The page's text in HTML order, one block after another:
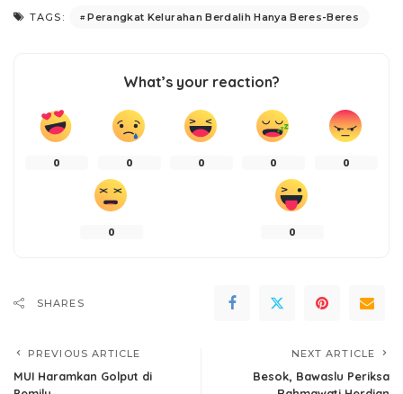
TAGS: Perangkat Kelurahan Berdalih Hanya Beres-Beres
What’s your reaction?
0 0 0 0 0
0 0
SHARES
PREVIOUS ARTICLE
MUI Haramkan Golput di
NEXT ARTICLE
Besok, Bawaslu Periksa